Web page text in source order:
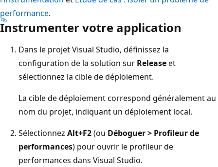
performance.
Instrumenter votre application
Dans le projet Visual Studio, définissez la
configuration de la solution sur Releaseet
sélectionnez la cible de déploiement.
La cible de déploiement correspond généralement au
nom du projet, indiquant un déploiement local.
Sélectionnez Alt+F2(ou Déboguer > Profileur de
performances) pour ouvrir le profileur de
performances dans Visual Studio.